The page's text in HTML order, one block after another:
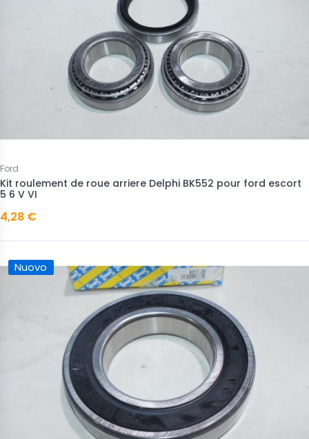
Ford
Kit roulement de roue arriere Delphi BK552 pour ford escort
5 6 V VI
4,28 €
Nuovo